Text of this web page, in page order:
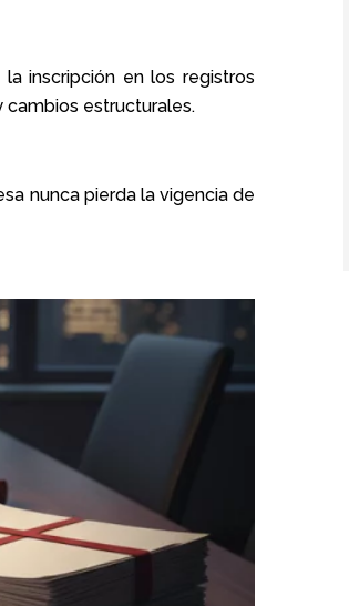
inscripción en los registros
cambios estructurales.
nunca pierda la vigencia de